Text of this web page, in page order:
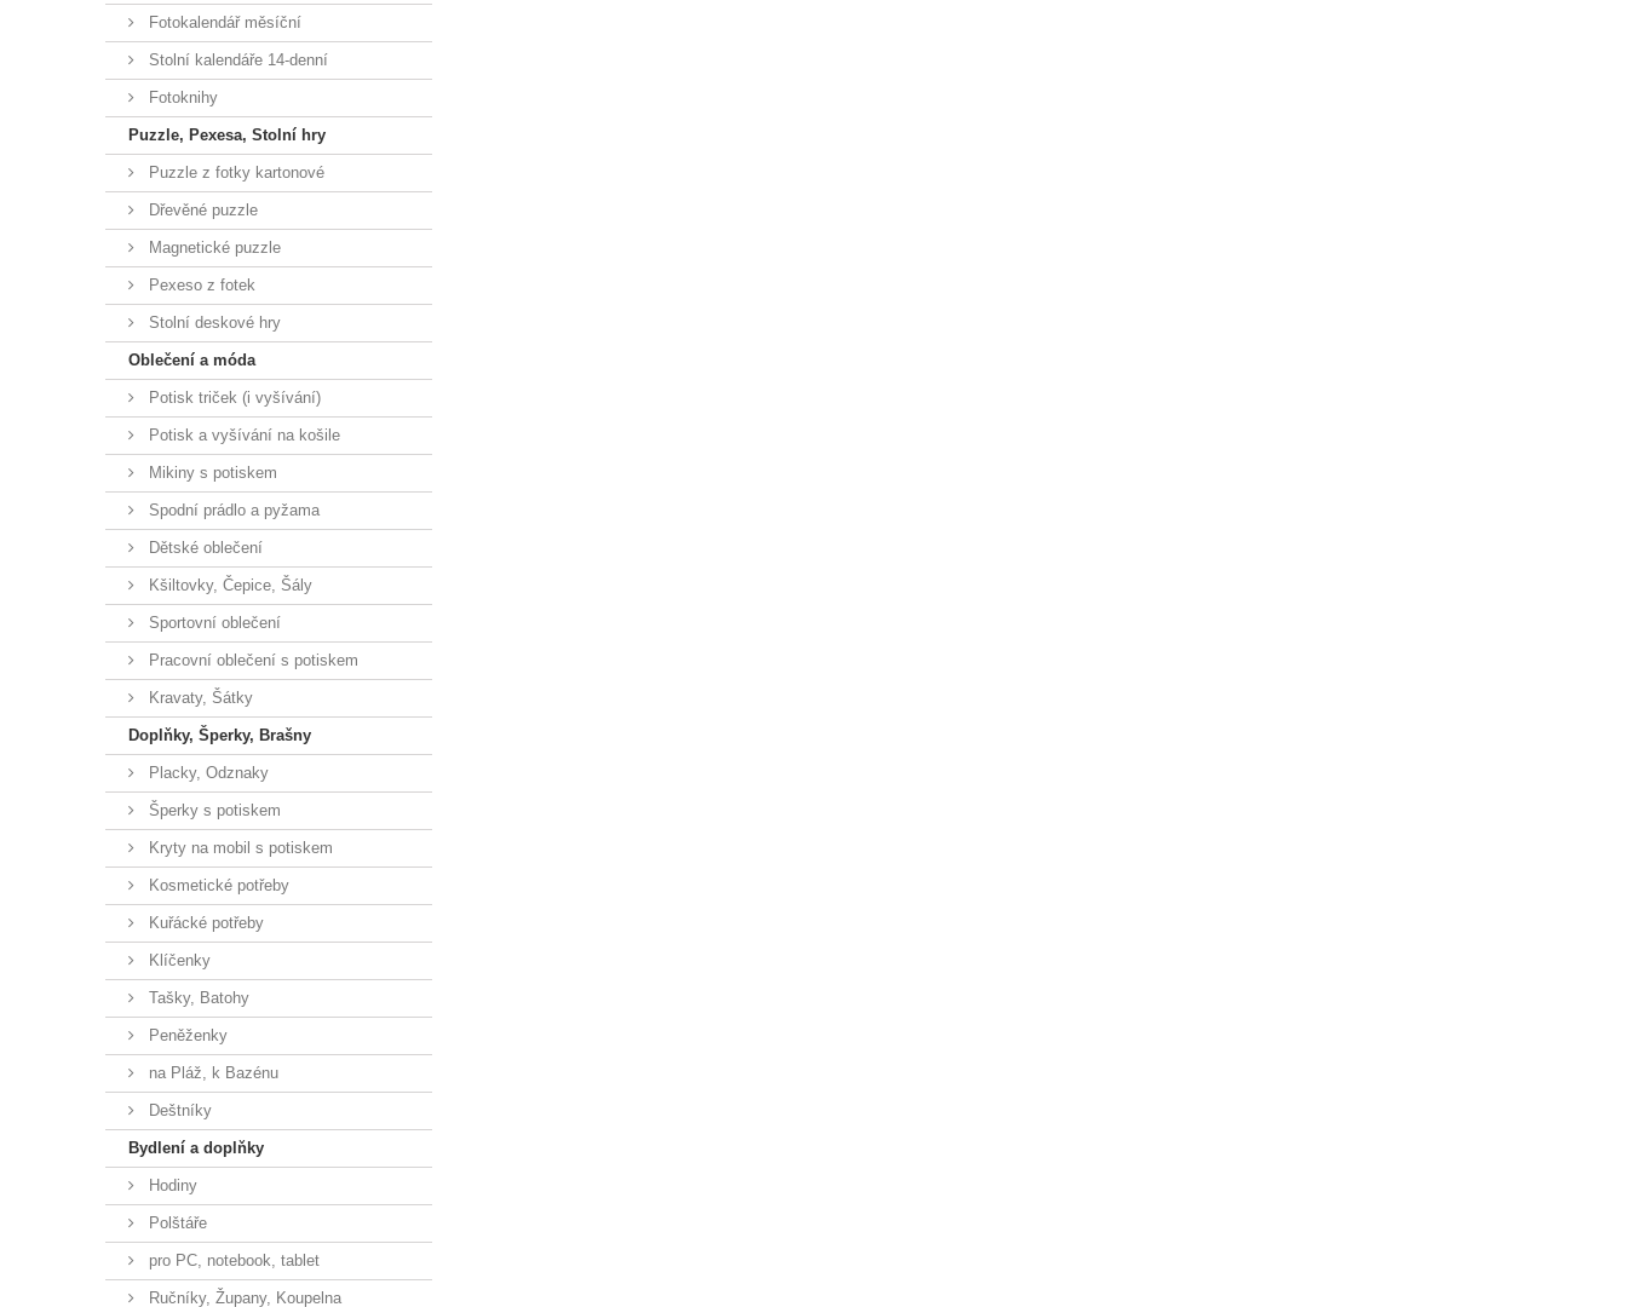
Fotokalendář měsíční
Stolní kalendáře 14-denní
Fotoknihy
Puzzle, Pexesa, Stolní hry
Puzzle z fotky kartonové
Dřevěné puzzle
Magnetické puzzle
Pexeso z fotek
Stolní deskové hry
Oblečení a móda
Potisk triček (i vyšívání)
Potisk a vyšívání na košile
Mikiny s potiskem
Spodní prádlo a pyžama
Dětské oblečení
Kšiltovky, Čepice, Šály
Sportovní oblečení
Pracovní oblečení s potiskem
Kravaty, Šátky
Doplňky, Šperky, Brašny
Placky, Odznaky
Šperky s potiskem
Kryty na mobil s potiskem
Kosmetické potřeby
Kuřácké potřeby
Klíčenky
Tašky, Batohy
Peněženky
na Pláž, k Bazénu
Deštníky
Bydlení a doplňky
Hodiny
Polštáře
pro PC, notebook, tablet
Ručníky, Župany, Koupelna